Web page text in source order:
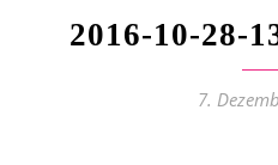
2016-10-28-
7.